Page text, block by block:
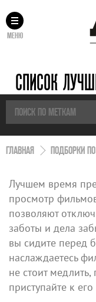
МЕНЮ
СПИСОК
ГЛАВНАЯ ПОДБОРКИ
Лучшем время
просмотр
позволяют
заботы и дела
вы сидите перед
наслаждаетесь
не стоит
приступайте к